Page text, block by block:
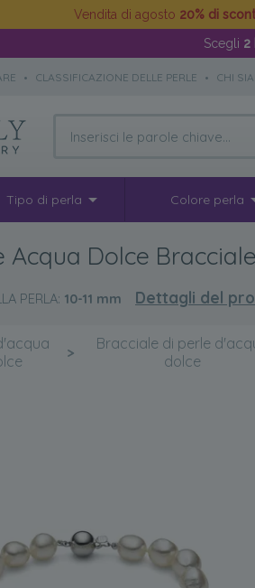
Vendita di agosto 20% di
Scegli 2
• CLASSIFICAZIONE DELLE PERLE • CHI
Tipo di perla Colore perla
Acqua Dolce
PERLA: 10-11 mm Dettagli del
>
Bracciale di perle
dolce